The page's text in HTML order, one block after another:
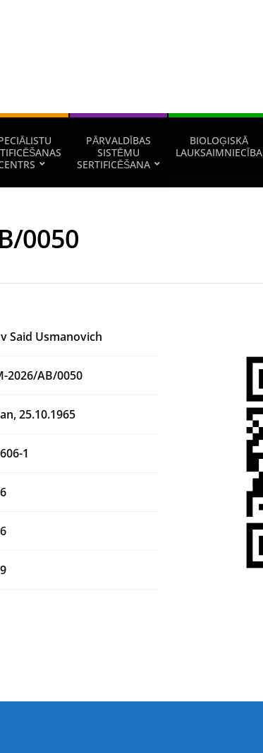
PĀRVALDĪBAS
SISTĒMU
SERTIFICĒŠANA
BIOLOĢISKĀ
LAUKSAIMNIECĪBA
0050
Said Usmanovich
2026/AB/0050
25.10.1965
1